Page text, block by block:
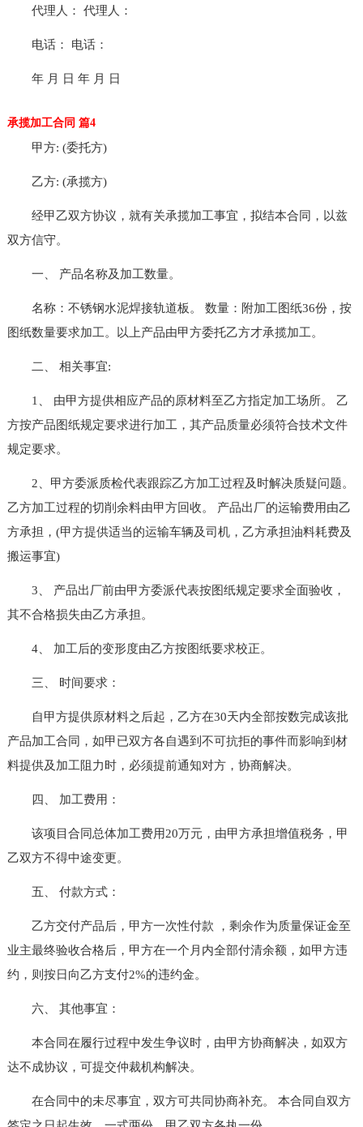
代理人： 代理人：
电话： 电话：
年 月 日 年 月 日
承揽加工合同 篇4
甲方: (委托方)
乙方: (承揽方)
经甲乙双方协议，就有关承揽加工事宜，拟结本合同，以兹
双方信守。
一、 产品名称及加工数量。
名称：不锈钢水泥焊接轨道板。 数量：附加工图纸36份，按
图纸数量要求加工。以上产品由甲方委托乙方才承揽加工。
二、 相关事宜:
1、 由甲方提供相应产品的原材料至乙方指定加工场所。 乙
方按产品图纸规定要求进行加工，其产品质量必须符合技术文件
规定要求。
2、甲方委派质检代表跟踪乙方加工过程及时解决质疑问题。
乙方加工过程的切削余料由甲方回收。 产品出厂的运输费用由乙
方承担，(甲方提供适当的运输车辆及司机，乙方承担油料耗费及
搬运事宜)
3、 产品出厂前由甲方委派代表按图纸规定要求全面验收，
其不合格损失由乙方承担。
4、 加工后的变形度由乙方按图纸要求校正。
三、 时间要求：
自甲方提供原材料之后起，乙方在30天内全部按数完成该批
产品加工合同，如甲已双方各自遇到不可抗拒的事件而影响到材
料提供及加工阻力时，必须提前通知对方，协商解决。
四、 加工费用：
该项目合同总体加工费用20万元，由甲方承担增值税务，甲
乙双方不得中途变更。
五、 付款方式：
乙方交付产品后，甲方一次性付款 ，剩余作为质量保证金至
业主最终验收合格后，甲方在一个月内全部付清余额，如甲方违
约，则按日向乙方支付2%的违约金。
六、 其他事宜：
本合同在履行过程中发生争议时，由甲方协商解决，如双方
达不成协议，可提交仲裁机构解决。
在合同中的未尽事宜，双方可共同协商补充。 本合同自双方